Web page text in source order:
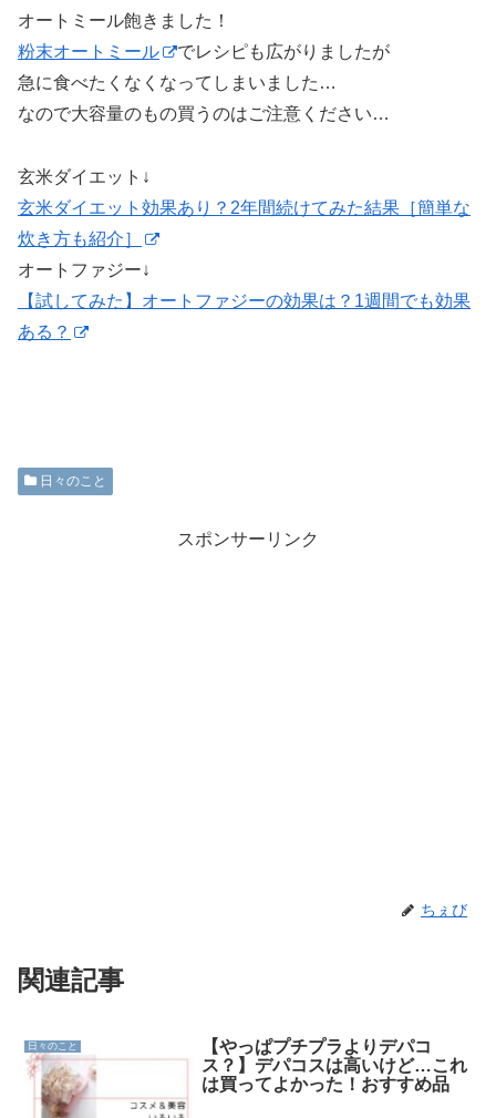
オートミール飽きました！
粉末オートミール
でレシピも広がりましたが
急に食べたくなくなってしまいました…
なので大容量のもの買うのはご注意ください…
玄米ダイエット↓
玄米ダイエット効果あり？2年間続けてみた結果［簡単な
炊き方も紹介］
オートファジー↓
【試してみた】オートファジーの効果は？1週間でも効果
ある？
日々のこと
スポンサーリンク
ちぇび
関連記事
日々のこと
【やっぱプチプラよりデパコ
ス？】デパコスは高いけど…これ
は買ってよかった！おすすめ品